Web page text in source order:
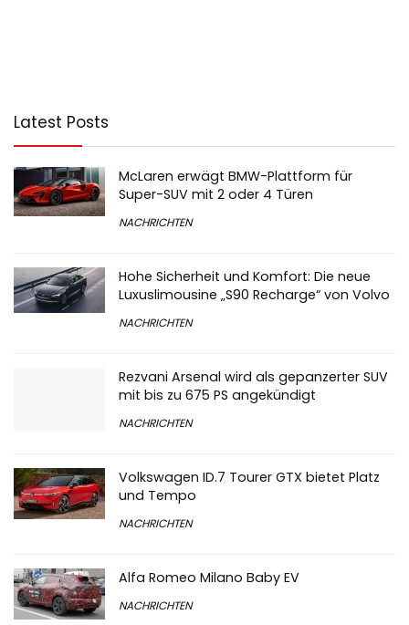
Latest Posts
McLaren erwägt BMW-Plattform für
Super-SUV mit 2 oder 4 Türen
NACHRICHTEN
Hohe Sicherheit und Komfort: Die neue
Luxuslimousine „S90 Recharge“ von Volvo
NACHRICHTEN
Rezvani Arsenal wird als gepanzerter SUV
mit bis zu 675 PS angekündigt
NACHRICHTEN
Volkswagen ID.7 Tourer GTX bietet Platz
und Tempo
NACHRICHTEN
Alfa Romeo Milano Baby EV
NACHRICHTEN